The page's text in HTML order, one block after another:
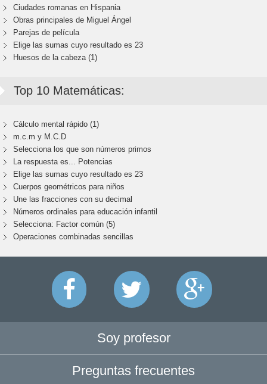
Ciudades romanas en Hispania
Obras principales de Miguel Ángel
Parejas de película
Elige las sumas cuyo resultado es 23
Huesos de la cabeza (1)
Top 10 Matemáticas:
Cálculo mental rápido (1)
m.c.m y M.C.D
Selecciona los que son números primos
La respuesta es... Potencias
Elige las sumas cuyo resultado es 23
Cuerpos geométricos para niños
Une las fracciones con su decimal
Números ordinales para educación infantil
Selecciona: Factor común (5)
Operaciones combinadas sencillas
Soy profesor
Preguntas frecuentes